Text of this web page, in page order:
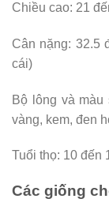
Chiều cao: 21
Cân nặng: 32.5
cái)
Bộ lông và màu
vàng, kem, đen
Tuổi thọ: 10 đến
Các giống